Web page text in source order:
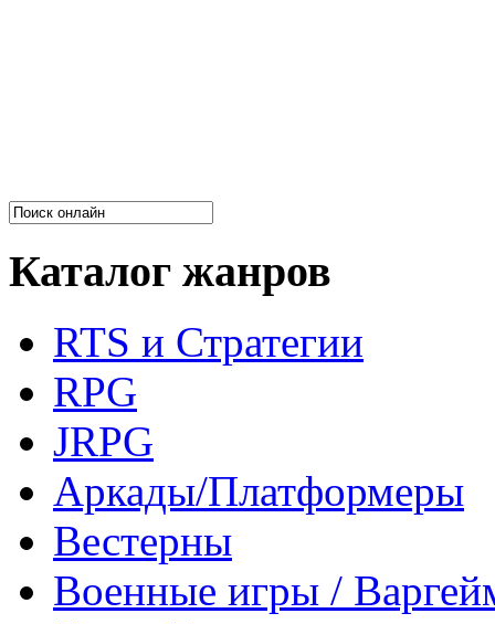
Каталог жанров
RTS и Стратегии
RPG
JRPG
Аркады/Платформеры
Вестерны
Военные игры /